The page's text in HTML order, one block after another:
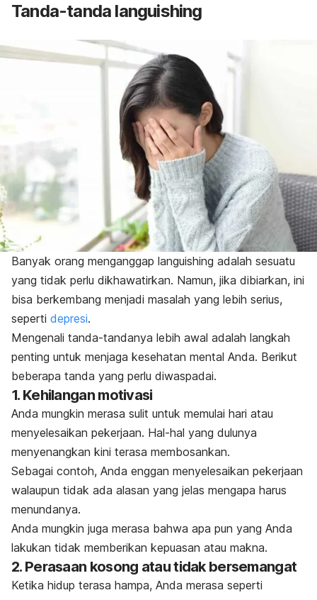
Tanda-tanda languishing
Banyak orang menganggap languishing adalah sesuatu
yang tidak perlu dikhawatirkan. Namun, jika dibiarkan, ini
bisa berkembang menjadi masalah yang lebih serius,
seperti depresi.
Mengenali tanda-tandanya lebih awal adalah langkah
penting untuk menjaga kesehatan mental Anda. Berikut
beberapa tanda yang perlu diwaspadai.
1. Kehilangan motivasi
Anda mungkin merasa sulit untuk memulai hari atau
menyelesaikan pekerjaan. Hal-hal yang dulunya
menyenangkan kini terasa membosankan.
Sebagai contoh, Anda enggan menyelesaikan pekerjaan
walaupun tidak ada alasan yang jelas mengapa harus
menundanya.
Anda mungkin juga merasa bahwa apa pun yang Anda
lakukan tidak memberikan kepuasan atau makna.
2. Perasaan kosong atau tidak bersemangat
Ketika hidup terasa hampa, Anda merasa seperti